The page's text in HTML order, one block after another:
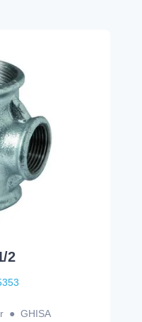
2
● GHISA